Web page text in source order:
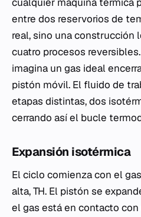
entre dos reservorios de
real, sino una construcción
cuatro procesos
imagina un gas ideal
pistón móvil. El fluido de
etapas distintas, dos
cerrando así el bucle
Expansión isotérmica
El ciclo comienza con el
alta, TH​. El pistón se
el gas está en contacto